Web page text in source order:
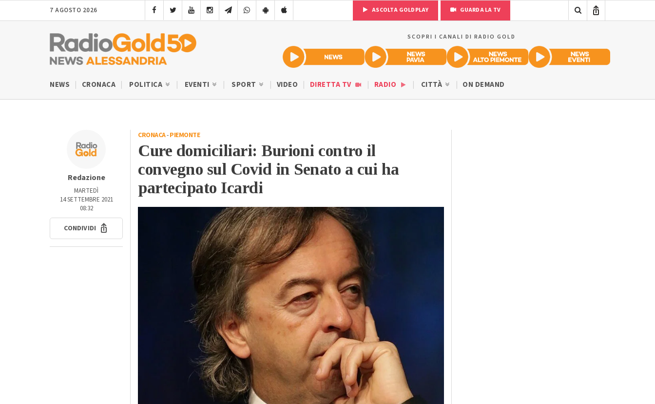
7 AGOSTO 2026 ASCOLTA GOLDPLAY GUARDA LA TV
SCOPRI I CANALI DI RADIO GOLD
NEWS CRONACA POLITICA EVENTI SPORT VIDEO DIRETTA TV RADIO CITTÀ ON DEMAND
Redazione
MARTEDÌ
14 SETTEMBRE 2021
08:32
CONDIVIDI
CRONACA-PIEMONTE
Cure domiciliari: Burioni contro il
convegno sul Covid in Senato a cui ha
partecipato Icardi